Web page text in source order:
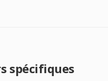
spécifiques